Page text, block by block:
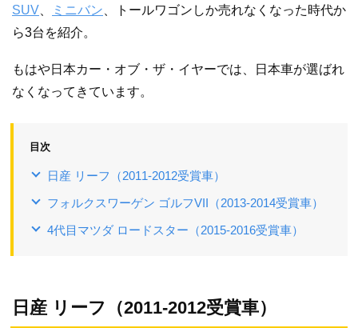
SUV
ミニバン 、トールワゴンしか売れなくなった時代か
ら3台を紹介。
もはや日本カー・オブ・ザ・イヤーでは、日本車が選ばれ
なくなってきています。
目次
日産 リーフ（2011-2012受賞車）
フォルクスワーゲン ゴルフVII（2013-2014受賞車）
4代目マツダ ロードスター（2015-2016受賞車）
日産 リーフ（2011-2012受賞車）